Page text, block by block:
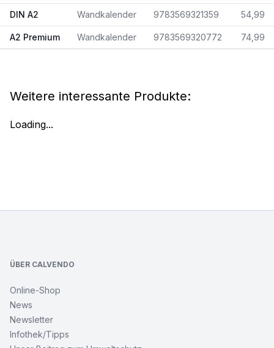
DIN A2 Wandkalender 9783569321359 54,99
A2 Premium Wandkalender 9783569320772 74,99
Weitere interessante Produkte:
Loading...
ÜBER CALVENDO
Online-Shop
News
Newsletter
Infothek/Tipps